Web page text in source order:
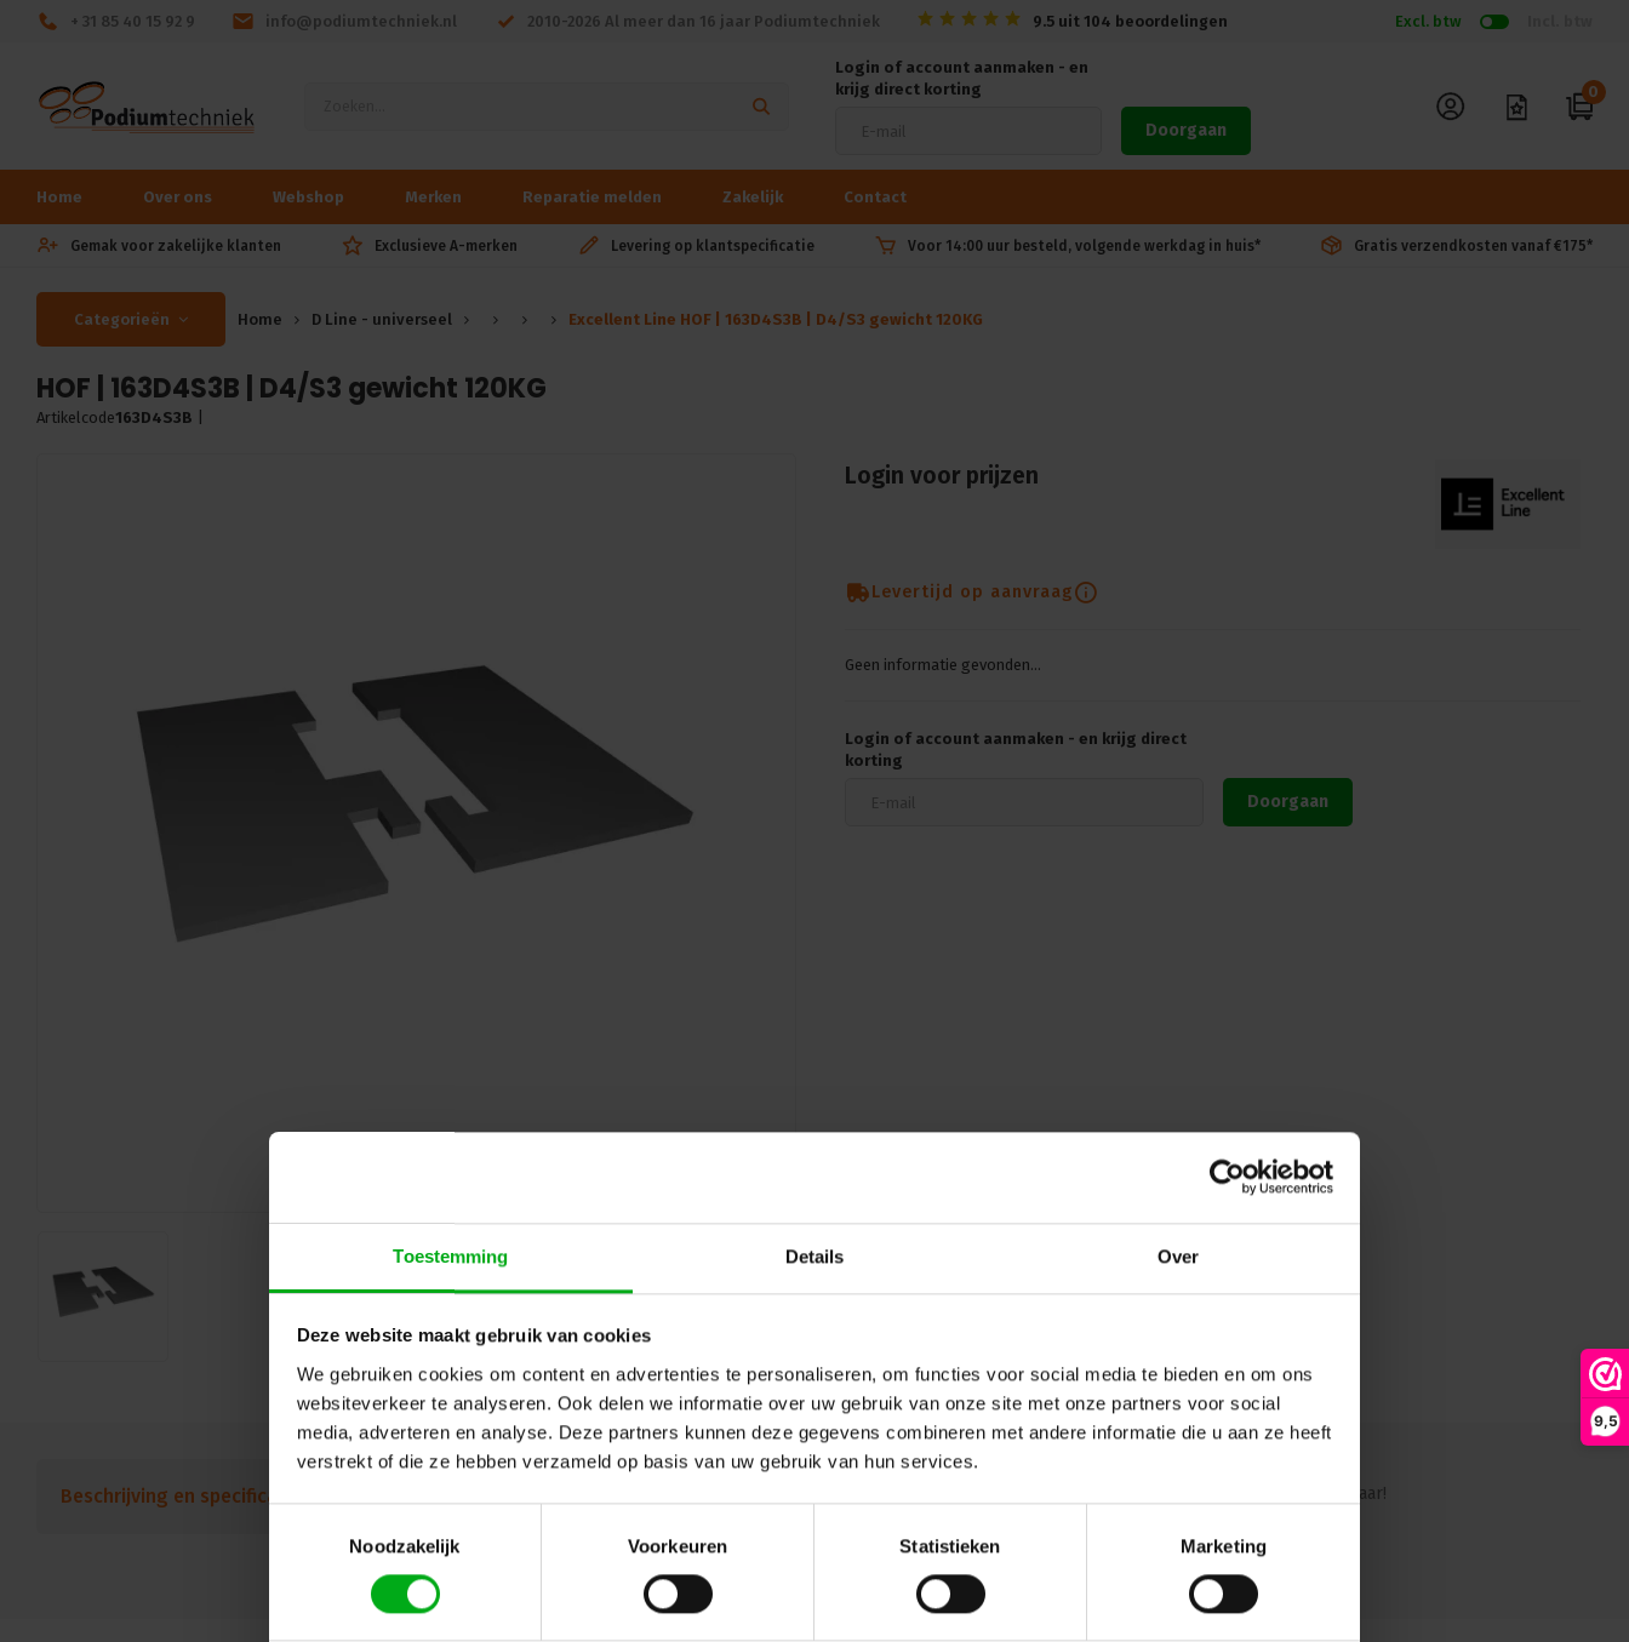
Toestemming Details Over
Deze website maakt gebruik van cookies
We gebruiken cookies om content en advertenties te personaliseren, om functies voor social media te bieden en om ons
websiteverkeer te analyseren. Ook delen we informatie over uw gebruik van onze site met onze partners voor social
media, adverteren en analyse. Deze partners kunnen deze gegevens combineren met andere informatie die u aan ze heeft
verstrekt of die ze hebben verzameld op basis van uw gebruik van hun services.
Noodzakelijk
Voorkeuren Statistieken Marketing
9,5
+ 31 85 40 15 92 9 info@podiumtechniek.nl 2010-2026 Al meer dan 16 jaar Podiumtechniek 9.5 uit 104 beoordelingen Excl. btw
Login of account aanmaken - en
krijg direct korting
Doorgaan
0
Home Over ons Webshop Merken Reparatie melden Zakelijk Contact
Gemak voor zakelijke klanten Exclusieve A-merken Levering op klantspecificatie Voor 14:00 uur besteld, volgende werkdag in huis* Gratis verzendkosten vanaf €175*
Categorieën Home D Line - universeel Excellent Line HOF | 163D4S3B | D4/S3 gewicht 120KG
HOF | 163D4S3B | D4/S3 gewicht 120KG
Artikelcode163D4S3B
Login voor prijzen
Levertijd op aanvraag
Geen informatie gevonden...
Login of account aanmaken - en krijg direct
korting
Doorgaan
Beschrijving en specificaties Ons team staat graag voor je klaar!